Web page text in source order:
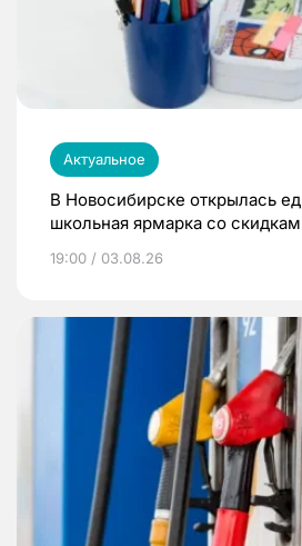
Актуальное
В Новосибирске открылась
школьная ярмарка со
19:00 / 03.08.26